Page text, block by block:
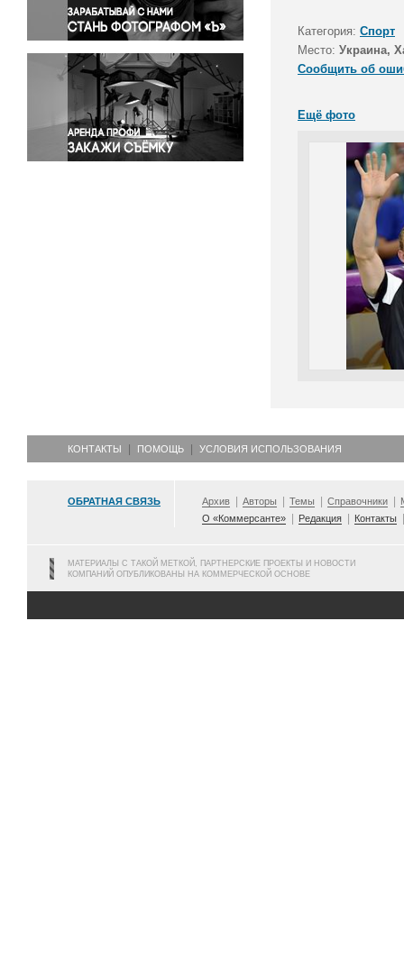
Происшествия и конфликты
Религия
Светская жизнь
Спорт
Экология
Экономика и бизнес
Категория: Спорт
Место: Украина,
Сообщить об
Ещё фото
КОНТАКТЫ ПОМОЩЬ УСЛОВИЯ ИСПОЛЬЗОВАНИЯ
ОБРАТНАЯ СВЯЗЬ Архив Авторы Темы Справочники
О «Коммерсанте»
Редакция Контакты
МАТЕРИАЛЫ С ТАКОЙ МЕТКОЙ, ПАРТНЕРСКИЕ ПРОЕКТЫ И НОВОСТИ
КОМПАНИЙ ОПУБЛИКОВАНЫ НА КОММЕРЧЕСКОЙ ОСНОВЕ